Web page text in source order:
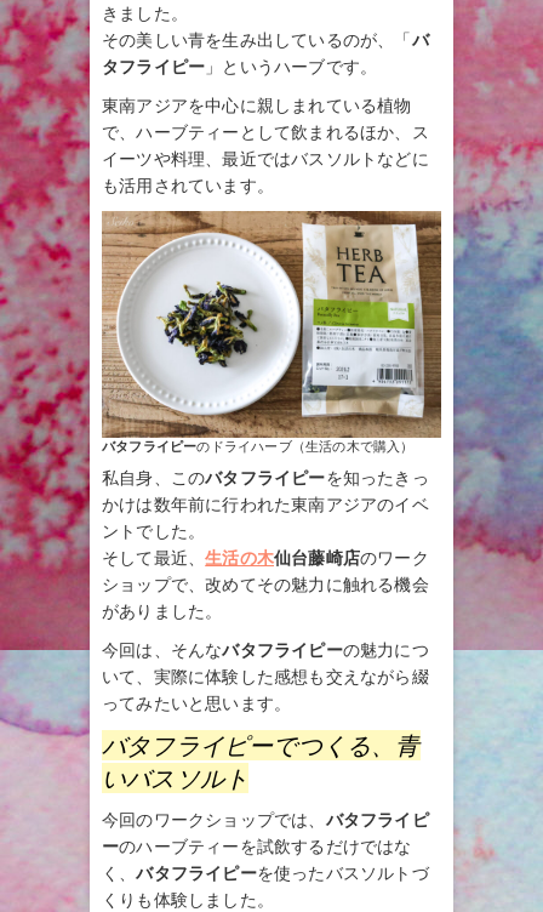
きました。
その美しい青を生み出しているのが、「バ
タフライピー 」というハーブです。
東南アジアを中心に親しまれている植物
で、ハーブティーとして飲まれるほか、ス
イーツや料理、最近ではバスソルトなどに
も活用されています。
バタフライピーのドライハーブ（生活の木で購入）
私自身、このバタフライピーを知ったきっ
かけは数年前に行われた東南アジアのイベ
ントでした。
そして最近、生活の木仙台藤崎店のワーク
ショップで、改めてその魅力に触れる機会
がありました。
今回は、そんなバタフライピーの魅力につ
いて、実際に体験した感想も交えながら綴
ってみたいと思います。
バタフライピーでつくる、青
いバスソルト
今回のワークショップでは、 バタフライピ
ーのハーブティーを試飲するだけではな
く、バタフライピーを使ったバスソルトづ
くりも体験しました。